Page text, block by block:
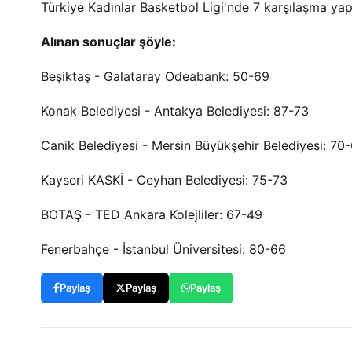
Türkiye Kadınlar Basketbol Ligi'nde 7 karşılaşma
Alınan sonuçlar şöyle:
Beşiktaş - Galataray Odeabank: 50-69
Konak Belediyesi - Antakya Belediyesi: 87-73
Canik Belediyesi - Mersin Büyükşehir Belediyesi:
Kayseri KASKİ - Ceyhan Belediyesi: 75-73
BOTAŞ - TED Ankara Kolejliler: 67-49
Fenerbahçe - İstanbul Üniversitesi: 80-66
Paylaş Paylaş Paylaş